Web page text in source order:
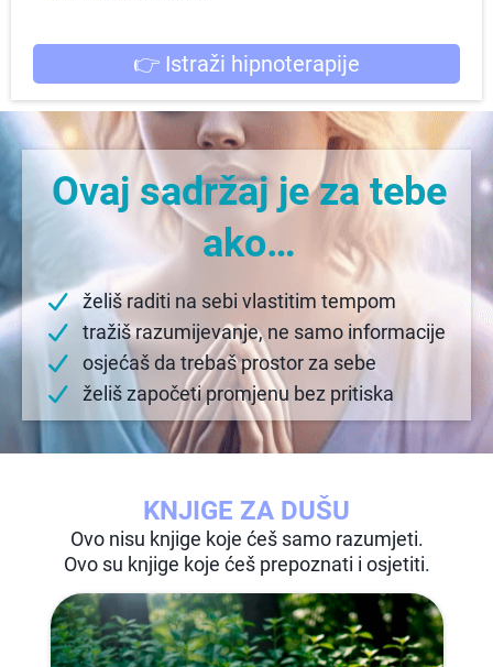
👉 Istraži hipnoterapije
Ovaj sadržaj je za tebe
ako…
želiš raditi na sebi vlastitim tempom
tražiš razumijevanje, ne samo informacije
osjećaš da trebaš prostor za sebe
želiš započeti promjenu bez pritiska
KNJIGE ZA DUŠU
Ovo nisu knjige koje ćeš samo razumjeti.
Ovo su knjige koje ćeš prepoznati i osjetiti.